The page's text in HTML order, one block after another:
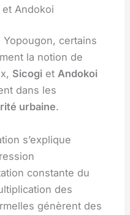
Andokoi
certains
la notion de
Sicogi etAndokoi
dans les
urbaine.
s’explique
constante du
des
génèrent des